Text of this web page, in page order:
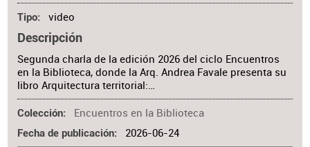
Tipo video
Descripción
Segunda charla de la edición 2026 del ciclo Encuentros
en la Biblioteca, donde la Arq. Andrea Favale presenta su
libro Arquitectura territorial:…
Colección Encuentros en la Biblioteca
Fecha de publicación 2026-06-24